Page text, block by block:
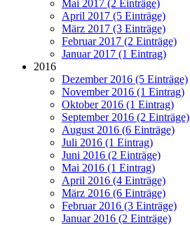
Mai 2017 (2 Einträge)
April 2017 (5 Einträge)
März 2017 (3 Einträge)
Februar 2017 (2 Einträge)
Januar 2017 (1 Eintrag)
2016
Dezember 2016 (5 Einträge)
November 2016 (1 Eintrag)
Oktober 2016 (1 Eintrag)
September 2016 (2 Einträge)
August 2016 (6 Einträge)
Juli 2016 (1 Eintrag)
Juni 2016 (2 Einträge)
Mai 2016 (1 Eintrag)
April 2016 (4 Einträge)
März 2016 (6 Einträge)
Februar 2016 (3 Einträge)
Januar 2016 (2 Einträge)